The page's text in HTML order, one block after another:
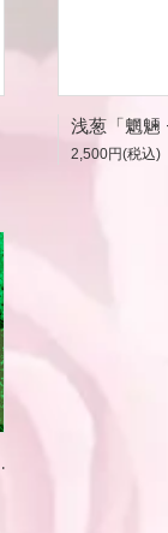
2,500円(税込)
数量限定）